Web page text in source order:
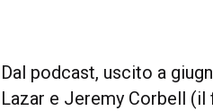
Dal podcast, uscito a
Lazar e Jeremy Corbell